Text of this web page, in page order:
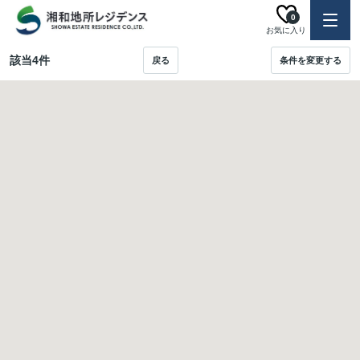
お気に入り
0
該当4件 戻る 条件を変更する